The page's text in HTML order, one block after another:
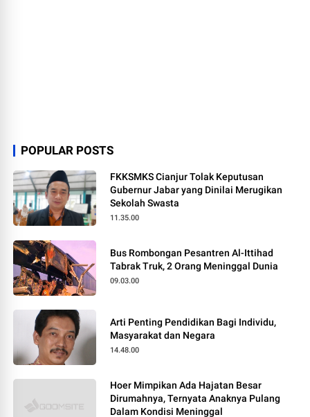
POPULAR POSTS
FKKSMKS Cianjur Tolak Keputusan
Gubernur Jabar yang Dinilai Merugikan
Sekolah Swasta
11.35.00
Bus Rombongan Pesantren Al-Ittihad
Tabrak Truk, 2 Orang Meninggal Dunia
09.03.00
Arti Penting Pendidikan Bagi Individu,
Masyarakat dan Negara
14.48.00
Hoer Mimpikan Ada Hajatan Besar
Dirumahnya, Ternyata Anaknya Pulang
Dalam Kondisi Meninggal